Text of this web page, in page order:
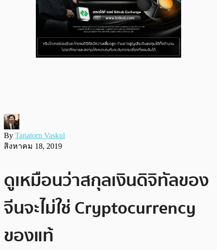
By Tanatorn Vaskul
สิงหาคม 18, 2019
ดูเหมือนว่าสกุลเงินดิจิทัลของ
จีนจะไม่ใช่ Cryptocurrency
ของแท้